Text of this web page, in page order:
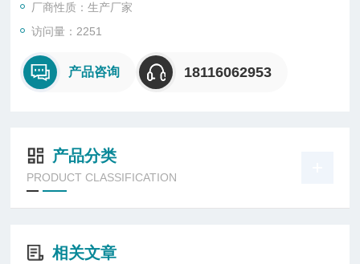
厂商性质：生产厂家
访问量：2251
产品咨询 18116062953
产品分类
PRODUCT CLASSIFICATION
相关文章